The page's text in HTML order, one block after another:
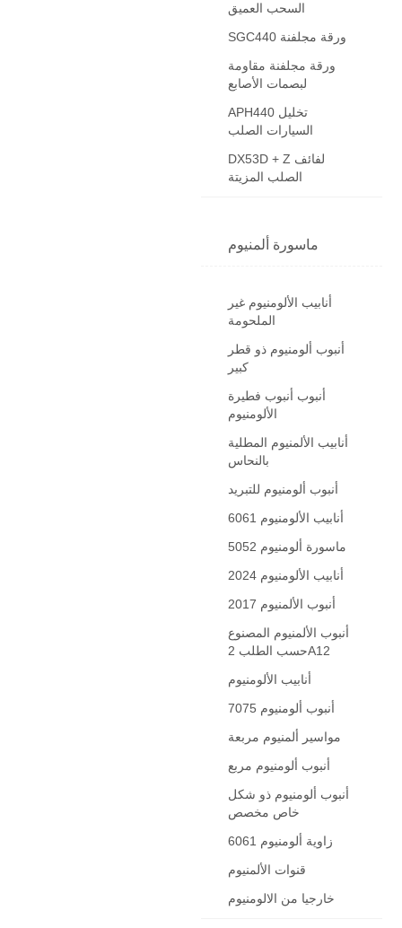
السحب العميق
SGC440 ورقة مجلفنة
ورقة مجلفنة مقاومة
لبصمات الأصابع
APH440 تخليل
السيارات الصلب
DX53D + Z لفائف
الصلب المزيتة
ماسورة ألمنيوم
أنابيب الألومنيوم غير
الملحومة
أنبوب ألومنيوم ذو قطر
كبير
أنبوب أنبوب فطيرة
الألومنيوم
أنابيب الألمنيوم المطلية
بالنحاس
أنبوب ألومنيوم للتبريد
6061 أنابيب الألومنيوم
5052 ماسورة ألومنيوم
2024 أنابيب الألومنيوم
2017 أنبوب الألمنيوم
أنبوب الألمنيوم المصنوع
حسب الطلب 2A12
أنابيب الألومنيوم
7075 أنبوب ألومنيوم
مواسير ألمنيوم مربعة
أنبوب ألومنيوم مربع
أنبوب ألومنيوم ذو شكل
خاص مخصص
6061 زاوية ألومنيوم
قنوات الألمنيوم
خارجيا من الالومنيوم